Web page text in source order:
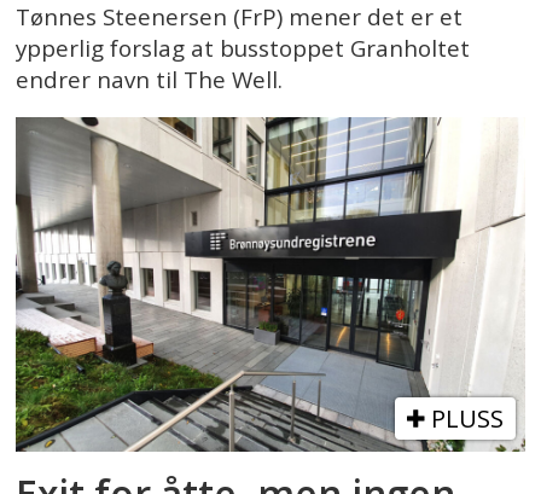
Tønnes Steenersen (FrP) mener det er et
ypperlig forslag at busstoppet Granholtet
endrer navn til The Well.
PLUSS